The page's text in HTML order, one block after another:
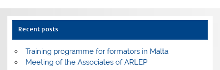
Recent posts
Training programme for formators in Malta
Meeting of the Associates of ARLEP